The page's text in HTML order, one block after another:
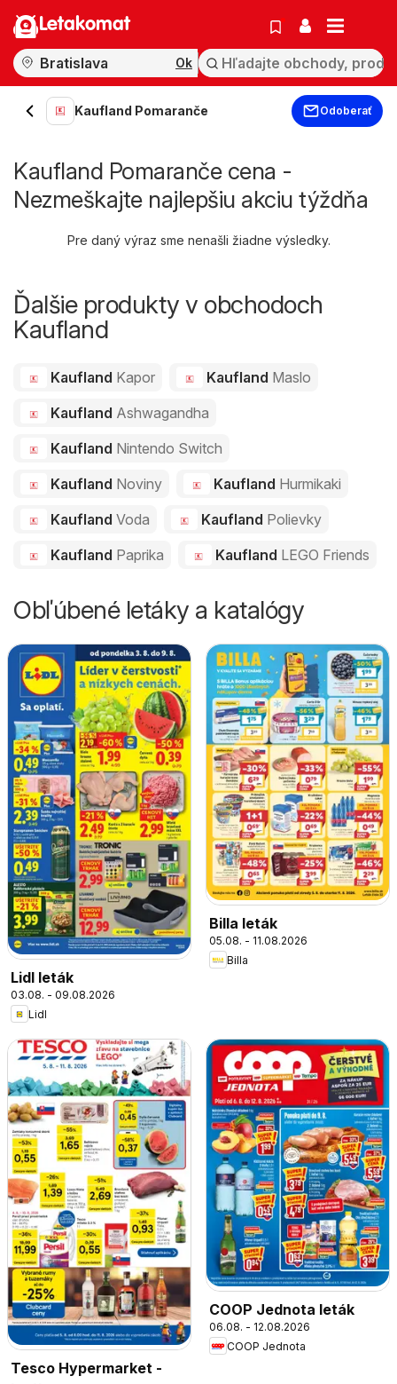
Letakomat
Ok
Kaufland Pomaranče Odoberať
Kaufland Pomaranče cena -
Nezmeškajte najlepšiu akciu týždňa
Pre daný výraz sme nenašli žiadne výsledky.
Ďalšie produkty v obchodoch
Kaufland
Kaufland Kapor Kaufland Maslo
Kaufland Ashwagandha
Kaufland Nintendo Switch
Kaufland Noviny Kaufland Hurmikaki
Kaufland Voda Kaufland Polievky
Kaufland Paprika Kaufland LEGO Friends
Obľúbené letáky a katalógy
Lidl leták
03.08. - 09.08.2026
Lidl
Billa leták
05.08. - 11.08.2026
Billa
Tesco Hypermarket -
COOP Jednota leták
06.08. - 12.08.2026
COOP Jednota